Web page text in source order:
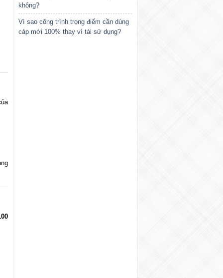
không?
Vì sao công trình trọng điểm cần dùng
cáp mới 100% thay vì tái sử dụng?